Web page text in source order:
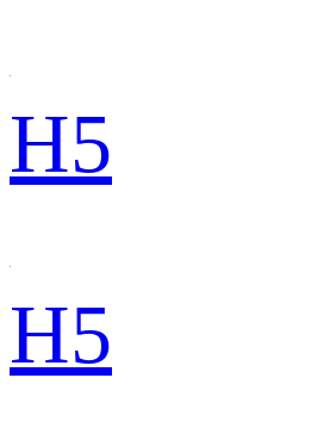
H5
H5